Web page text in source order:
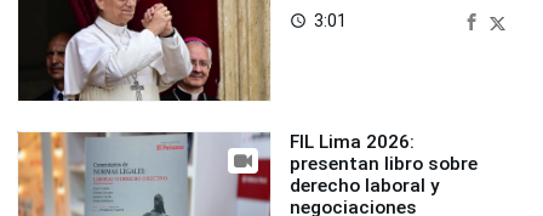
access_time 3:01
FIL Lima 2026:
presentan libro sobre
derecho laboral y
negociaciones